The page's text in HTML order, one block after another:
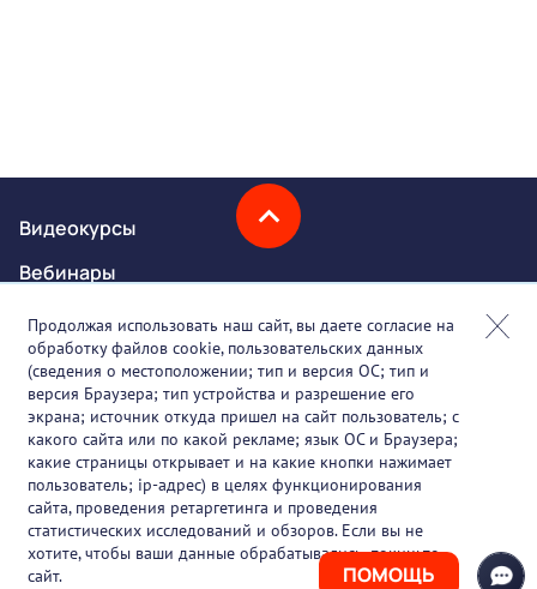
ПОМОЩЬ
Видеокурсы
Вебинары
Онлайн-события
Партнеры
О проекте
Вакансии
Блог
Контакты
Продолжая использовать наш сайт, вы даете согласие на
обработку файлов cookie, пользовательских данных
(сведения о местоположении; тип и версия ОС; тип и
версия Браузера; тип устройства и разрешение его
экрана; источник откуда пришел на сайт пользователь; с
какого сайта или по какой рекламе; язык ОС и Браузера;
какие страницы открывает и на какие кнопки нажимает
пользователь; ip-адрес) в целях функционирования
сайта, проведения ретаргетинга и проведения
статистических исследований и обзоров. Если вы не
хотите, чтобы ваши данные обрабатывались, покиньте
сайт.